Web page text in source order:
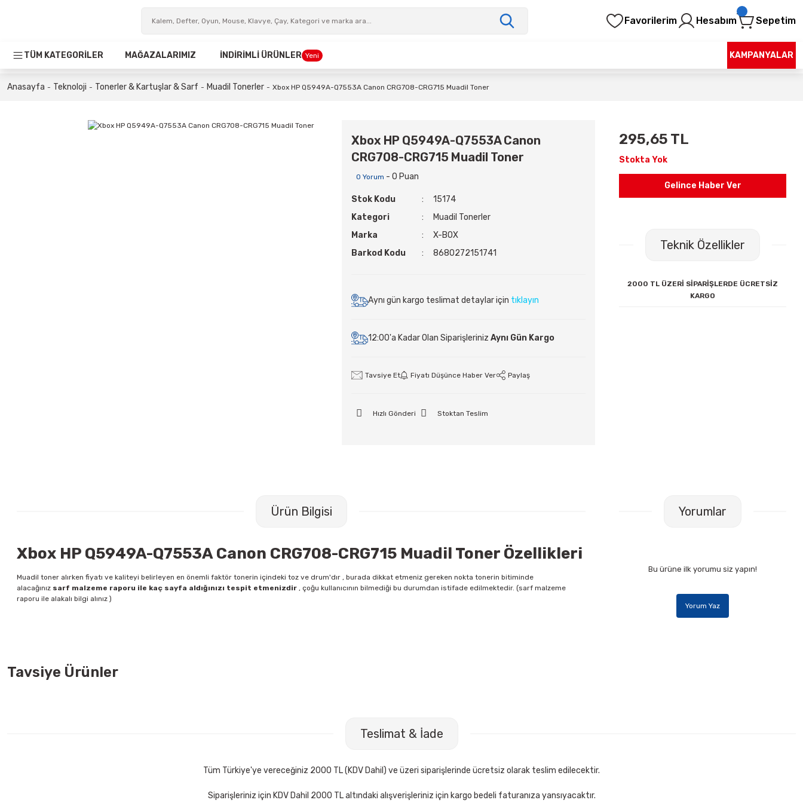
Favorilerim Hesabım Sepetim
TÜM KATEGORİLER MAĞAZALARIMIZ İNDİRİMLİ ÜRÜNLER Yeni KAMPANYALAR
Anasayfa Teknoloji Tonerler & Kartuşlar & Sarf Muadil Tonerler Xbox HP Q5949A-Q7553A Canon CRG708-CRG715 Muadil Toner
Xbox HP Q5949A-Q7553A Canon
CRG708-CRG715 Muadil Toner
0 Yorum - 0 Puan
Stok Kodu
15174
Kategori
Muadil Tonerler
Marka
X-BOX
Barkod Kodu
8680272151741
Aynı gün kargo teslimat detaylar için tıklayın
12:00'a Kadar Olan Siparişleriniz Aynı Gün Kargo
Tavsiye Et Fiyatı Düşünce Haber Ver Paylaş
Hızlı Gönderi Stoktan Teslim
295,65 TL
Stokta Yok
Gelince Haber Ver
Teknik Özellikler
2000 TL ÜZERİ SİPARİŞLERDE ÜCRETSİZ
KARGO
Ürün Bilgisi
Xbox HP Q5949A-Q7553A Canon CRG708-CRG715 Muadil Toner Özellikleri
Muadil toner alırken fiyatı ve kaliteyi belirleyen en önemli faktör tonerin içindeki toz ve drum'dır , burada dikkat etmeniz gereken nokta tonerin bitiminde
alacağınız sarf malzeme raporu ile kaç sayfa aldığınızı tespit etmenizdir , çoğu kullanıcının bilmediği bu durumdan istifade edilmektedir. (sarf malzeme
raporu ile alakalı bilgi alınız )
Yorumlar
Bu ürüne ilk yorumu siz yapın!
Yorum Yaz
Tavsiye Ürünler
Sepete Ekle
Sepete Ekle
Teslimat & İade
Tüm Türkiye'ye vereceğiniz 2000 TL (KDV Dahil) ve üzeri siparişlerinde ücretsiz olarak teslim edilecektir.
Siparişleriniz için KDV Dahil 2000 TL altındaki alışverişleriniz için kargo bedeli faturanıza yansıyacaktır.